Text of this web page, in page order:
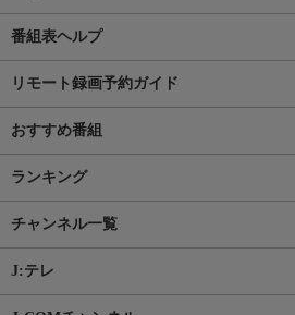
番組表ヘルプ
リモート録画予約ガイド
おすすめ番組
ランキング
チャンネル一覧
J:テレ